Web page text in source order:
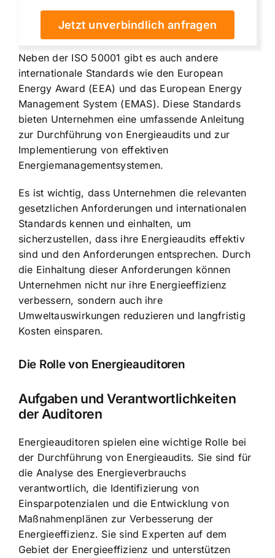
Jetzt unverbindlich anfragen
Neben der ISO 50001 gibt es auch andere
internationale Standards wie den European
Energy Award (EEA) und das European Energy
Management System (EMAS). Diese Standards
bieten Unternehmen eine umfassende Anleitung
zur Durchführung von Energieaudits und zur
Implementierung von effektiven
Energiemanagementsystemen.
Es ist wichtig, dass Unternehmen die relevanten
gesetzlichen Anforderungen und internationalen
Standards kennen und einhalten, um
sicherzustellen, dass ihre Energieaudits effektiv
sind und den Anforderungen entsprechen. Durch
die Einhaltung dieser Anforderungen können
Unternehmen nicht nur ihre Energieeffizienz
verbessern, sondern auch ihre
Umweltauswirkungen reduzieren und langfristig
Kosten einsparen.
Die Rolle von Energieauditoren
Aufgaben und Verantwortlichkeiten
der Auditoren
Energieauditoren spielen eine wichtige Rolle bei
der Durchführung von Energieaudits. Sie sind für
die Analyse des Energieverbrauchs
verantwortlich, die Identifizierung von
Einsparpotenzialen und die Entwicklung von
Maßnahmenplänen zur Verbesserung der
Energieeffizienz. Sie sind Experten auf dem
Gebiet der Energieeffizienz und unterstützen